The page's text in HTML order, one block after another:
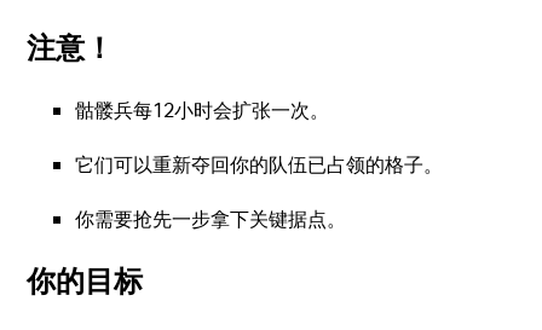
注意！
骷髅兵每12小时会扩张一次。
它们可以重新夺回你的队伍已占领的格子。
你需要抢先一步拿下关键据点。
你的目标